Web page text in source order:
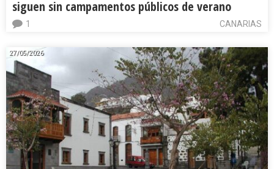
siguen sin campamentos públicos de verano
CANARIAS
1
27/05/2026